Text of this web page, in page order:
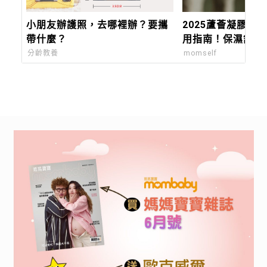
小朋友辦護照，去哪裡辦？要攜
帶什麼？
分齡教養
2025蘆薈凝膠推
用指南！保濕舒緩
次搞懂
momself